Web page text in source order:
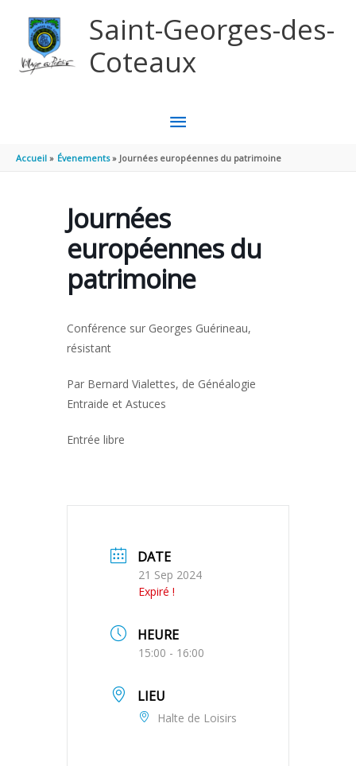
Saint-Georges-des-
Coteaux
MENU
PRINCIPAL
Accueil Évenements Journées européennes du patrimoine
Journées
européennes du
patrimoine
Conférence sur Georges Guérineau,
résistant
Par Bernard Vialettes, de Généalogie
Entraide et Astuces
Entrée libre
DATE
21 Sep 2024
Expiré !
HEURE
15:00 - 16:00
LIEU
Halte de Loisirs